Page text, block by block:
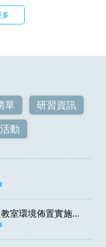
多
單
研習資訊
動
室環境佈置實施辦